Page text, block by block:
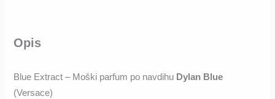
Opis
Blue Extract – Moški parfum po navdihu Dylan Blue
(Versace)